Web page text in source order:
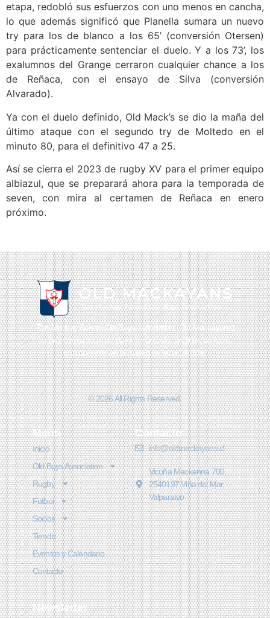
etapa, redobló sus esfuerzos con uno menos en cancha,
lo que además significó que Planella sumara un nuevo
try para los de blanco a los 65’ (conversión Otersen)
para prácticamente sentenciar el duelo. Y a los 73’, los
exalumnos del Grange cerraron cualquier chance a los
de Reñaca, con el ensayo de Silva (conversión
Alvarado).
Ya con el duelo definido, Old Mack’s se dio la maña del
último ataque con el segundo try de Moltedo en el
minuto 80, para el definitivo 47 a 25.
Así se cierra el 2023 de rugby XV para el primer equipo
albiazul, que se preparará ahora para la temporada de
seven, con mira al certamen de Reñaca en enero
próximo.
The Mackay School Old Boys Association (Old Mackayans)
es una corporación de derecho privado, sin fines de lucro,
con domicilio en la ciudad de Viña Del Mar
© 2026 All Rights Reserved.
Menú
Inicio
Old Boys Association
Rugby
Fútbol
Socios
Tienda
Eventos y Calendario
Contacto
Contacto
info@oldmackayans.cl
Vicuña Mackenna 700,
2540197 Viña del Mar,
Valparaíso
Newsletter